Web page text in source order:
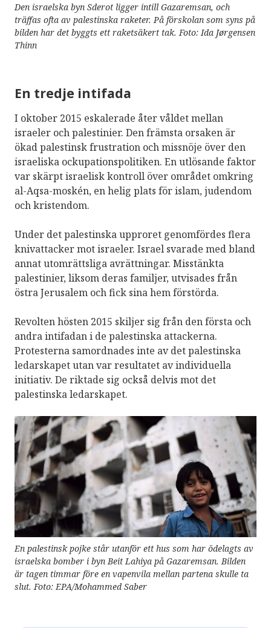
Den israelska byn Sderot ligger intill Gazaremsan, och
träffas ofta av palestinska raketer. På förskolan som syns på
bilden har det byggts ett raketsäkert tak. Foto: Ida Jørgensen
Thinn
En tredje intifada
I oktober 2015 eskalerade åter våldet mellan
israeler och palestinier. Den främsta orsaken är
ökad palestinsk frustration och missnöje över den
israeliska ockupationspolitiken. En utlösande faktor
var skärpt israelisk kontroll över området omkring
al-Aqsa-moskén, en helig plats för islam, judendom
och kristendom.
Under det palestinska upproret genomfördes flera
knivattacker mot israeler. Israel svarade med bland
annat utomrättsliga avrättningar. Misstänkta
palestinier, liksom deras familjer, utvisades från
östra Jerusalem och fick sina hem förstörda.
Revolten hösten 2015 skiljer sig från den första och
andra intifadan i de palestinska attackerna.
Protesterna samordnades inte av det palestinska
ledarskapet utan var resultatet av individuella
initiativ. De riktade sig också delvis mot det
palestinska ledarskapet.
En palestinsk pojke står utanför ett hus som har ödelagts av
israelska bomber i byn Beit Lahiya på Gazaremsan. Bilden
är tagen timmar före en vapenvila mellan partena skulle ta
slut. Foto: EPA/Mohammed Saber